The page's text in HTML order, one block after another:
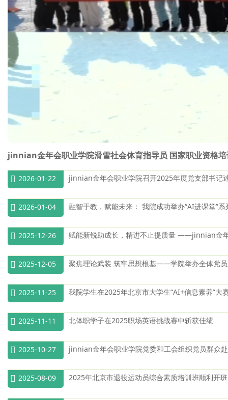
jinnian金年会职业学院滑雪社会体育指导员 国家职业资格
2026-01-22 jinnian金年会职业学院召开2025年度党支部书记
2026-01-04 融智于教，赋能未来： 我院成功举办“AI进课堂”
2025-12-26 赋能新锐助成长，精进不止提质量 ——jinnian金
2025-12-05 聚焦理论武装 筑牢思想根基——学院举办全体党
2025-11-25 我院学生在2025年北京市大学生“AI+信息素养”大
2025-11-11 北体职学子在2025职场英语挑战赛中斩获佳绩
2025-10-27 jinnian金年会职业学院党委和工会组织党员群众
2025-08-09 2025年北京市退役运动员综合素质培训班顺利开班